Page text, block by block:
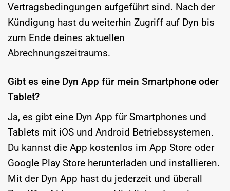
Vertragsbedingungen aufgeführt sind. Nach der
Kündigung hast du weiterhin Zugriff auf Dyn bis
zum Ende deines aktuellen
Abrechnungszeitraums.
Gibt es eine Dyn App für mein Smartphone oder
Tablet?
Ja, es gibt eine Dyn App für Smartphones und
Tablets mit iOS und Android Betriebssystemen.
Du kannst die App kostenlos im App Store oder
Google Play Store herunterladen und installieren.
Mit der Dyn App hast du jederzeit und überall